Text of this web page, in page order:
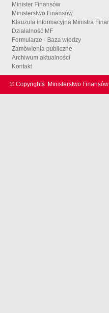
Minister Finansów
Ministerstwo Finansów
Klauzula informacyjna Ministra
Działalność MF
Formularze - Baza wiedzy
Zamówienia publiczne
Archiwum aktualności
Kontakt
© Copyrights Ministerstwo